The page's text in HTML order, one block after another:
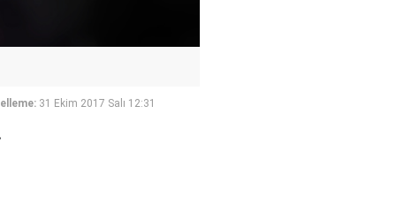
31 Ekim 2017 Salı 12:31